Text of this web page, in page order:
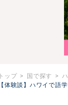
トップ 国で探す
【体験談】ハワイで語